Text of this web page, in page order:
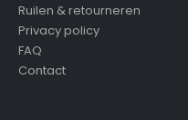
Ruilen & retourneren
Privacy policy
FAQ
Contact